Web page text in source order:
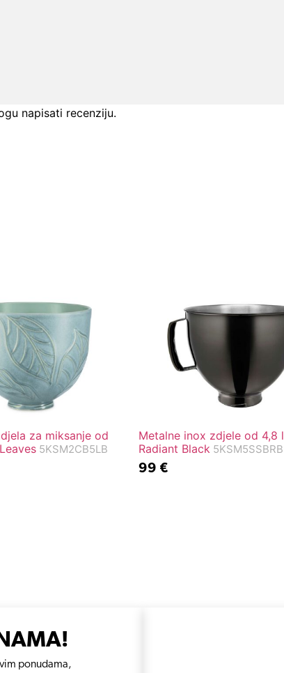
napisati recenziju.
za miksanje od
5KSM2CB5LB
Metalne inox zdjele od 4,8 l
Radiant Black 5KSM5SSBRB
99 €
ponudama,